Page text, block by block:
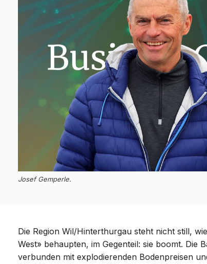
Josef Gemperle.
Die Region Wil/Hinterthurgau steht nicht still,
West» behaupten, im Gegenteil: sie boomt. Die
verbunden mit explodierenden Bodenpreisen